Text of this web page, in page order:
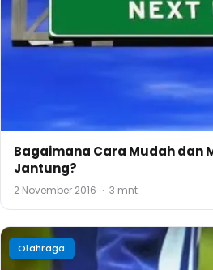
Cara Mudah dan Murah
Kaki
1 November 2016 3 mnt
Artikel Terbaru